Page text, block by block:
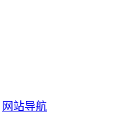
网站导航